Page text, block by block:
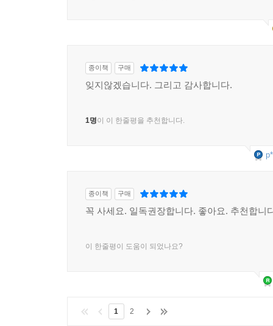
종이책 구매
잊지않겠습니다. 그리고 감사합니다.
1명이 이 한줄평을 추천합니다.
종이책 구매
꼭 사세요. 일독권장합니다. 좋아요. 추천합니
이 한줄평이 도움이 되었나요?
1 2